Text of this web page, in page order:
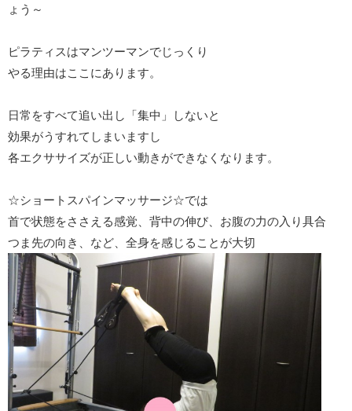
ょう～
ピラティスはマンツーマンでじっくり
やる理由はここにあります。
日常をすべて追い出し「集中」しないと
効果がうすれてしまいますし
各エクササイズが正しい動きができなくなります。
☆ショートスパインマッサージ☆では
首で状態をささえる感覚、背中の伸び、お腹の力の入り具合
つま先の向き、など、全身を感じることが大切